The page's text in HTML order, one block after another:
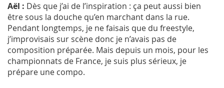
Aël : Dès que j’ai de l’inspiration : ça peut aussi bien
être sous la douche qu’en marchant dans la rue.
Pendant longtemps, je ne faisais que du freestyle,
j’improvisais sur scène donc je n’avais pas de
composition préparée. Mais depuis un mois, pour les
championnats de France, je suis plus sérieux, je
prépare une compo.